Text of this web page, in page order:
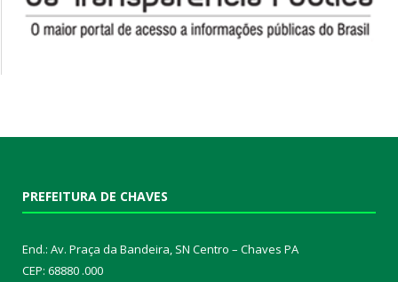
PREFEITURA DE CHAVES
End.: Av. Praça da Bandeira, SN Centro – Chaves PA
CEP: 68880 .000